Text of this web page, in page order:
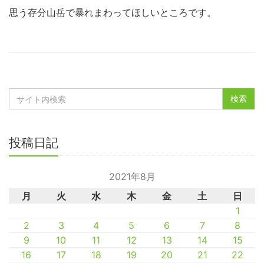
思う存分山岳で暴れまわってほしいところです。
投稿日記
2021年8月
月
火 水 木 金 土
日
1
2
3 4 5 6 7
8
9
10 11 12 13 14
15
16
17 18 19 20 21
22